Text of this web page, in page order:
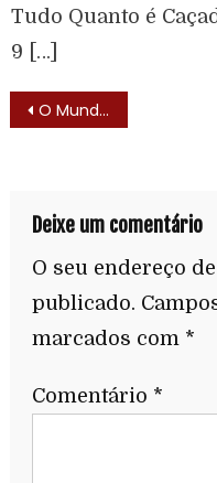
Tudo Quanto é
9 […]
O Mundo de Beakman (Beakman’s World – 1992) – Elenco
Deixe um comentário
O seu endereço
publicado.
marcados com *
Comentário *